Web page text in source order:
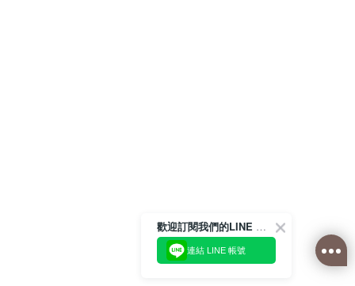
歡迎訂閱我們的LINE 官方帳號
連結 LINE 帳號